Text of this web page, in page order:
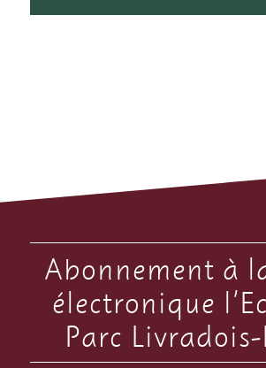
Abonnement à
électronique
Parc Livradois-